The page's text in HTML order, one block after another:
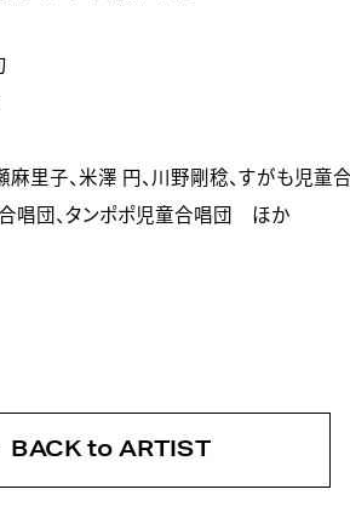
麻里子、米澤 円、川野剛稔、すがも児童
、タンポポ児童合唱団　ほか
BACK to ARTIST